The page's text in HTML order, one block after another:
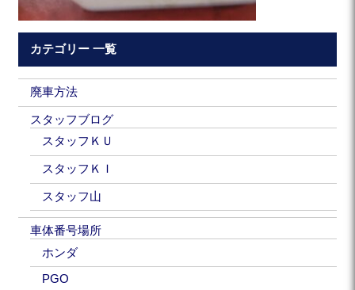
カテゴリー 一覧
廃車方法
スタッフブログ
スタッフＫＵ
スタッフＫＩ
スタッフ山
車体番号場所
ホンダ
PGO